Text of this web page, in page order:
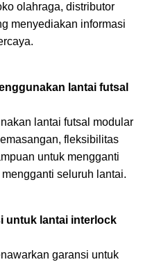
olahraga, distributor
menyediakan informasi
lantai futsal
lantai futsal modular
fleksibilitas
untuk mengganti
seluruh lantai.
untuk lantai interlock
garansi untuk